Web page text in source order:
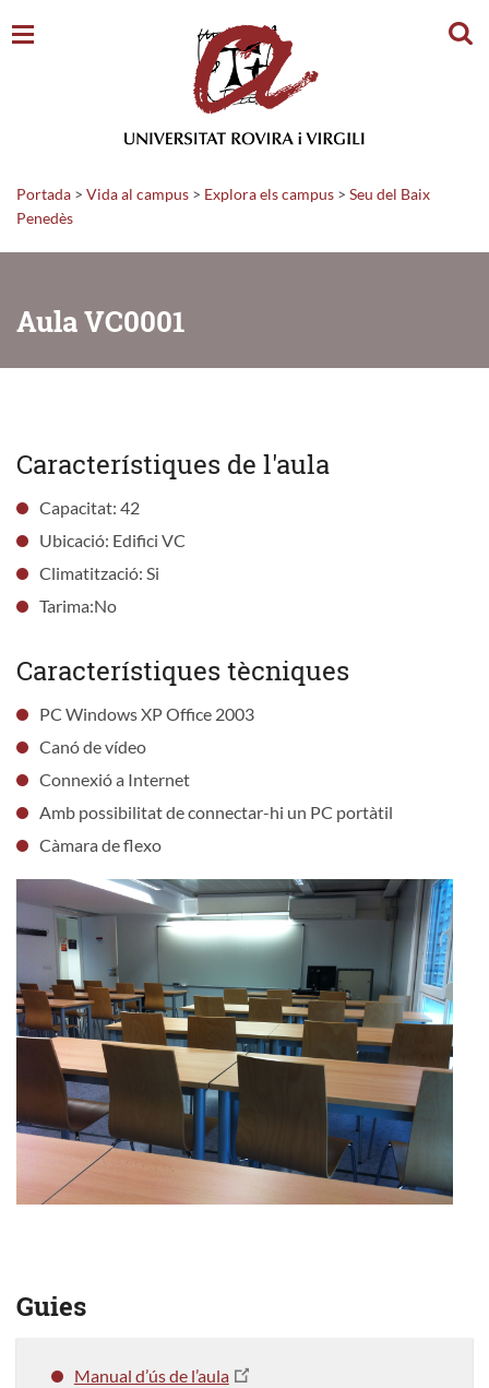
Portada > Vida al campus > Explora els campus > Seu del Baix
Penedès
Aula VC0001
Característiques de l'aula
Capacitat: 42
Ubicació: Edifici VC
Climatització: Si
Tarima:No
Característiques tècniques
PC Windows XP Office 2003
Canó de vídeo
Connexió a Internet
Amb possibilitat de connectar-hi un PC portàtil
Càmara de flexo
Guies
Manual d’ús de l’aula